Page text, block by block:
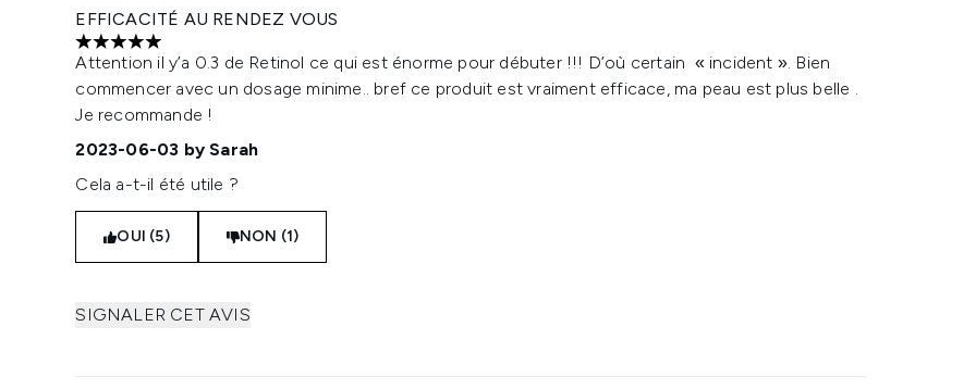
EFFICACITÉ AU RENDEZ VOUS
5 étoiles sur un maximum de 5
Attention il y’a 0.3 de Retinol ce qui est énorme pour débuter !!! D’où certain « incident ». Bien
commencer avec un dosage minime.. bref ce produit est vraiment efficace, ma peau est plus belle .
Je recommande !
2023-06-03 by Sarah
Cela a-t-il été utile ?
OUI (5) NON (1)
SIGNALER CET AVIS